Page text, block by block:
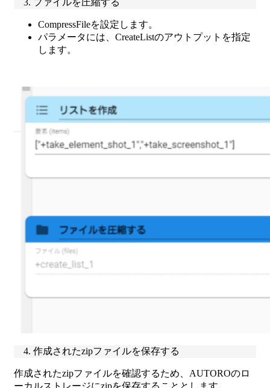
3. ファイルを圧縮する
CompressFileを設定します。
パラメータには、CreateListのアウトプットを指定
します。
4. 作成されたzipファイルを保存する
作成されたzipファイルを確認するため、AUTOROのロ